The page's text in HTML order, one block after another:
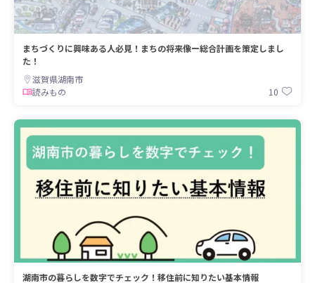
まちづくりに興味ある人必見！まちの将来像ー総合計画を策定しまし
た！
滋賀県湖南市
読みもの
10
湖南市の暮らしを数字でチェック！移住前に知りたい基本情報